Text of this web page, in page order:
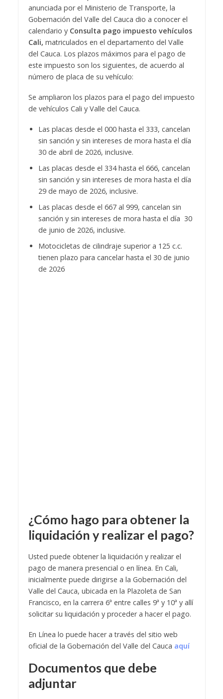
anunciada por el Ministerio de Transporte, la
Gobernación del Valle del Cauca dio a conocer el
calendario y Consulta pago impuesto vehículos
Cali, matriculados en el departamento del Valle
del Cauca. Los plazos máximos para el pago de
este impuesto son los siguientes, de acuerdo al
número de placa de su vehículo:
Se ampliaron los plazos para el pago del impuesto
de vehículos Cali y Valle del Cauca.
Las placas desde el 000 hasta el 333, cancelan
sin sanción y sin intereses de mora hasta el día
30 de abril de 2026, inclusive.
Las placas desde el 334 hasta el 666, cancelan
sin sanción y sin intereses de mora hasta el día
29 de mayo de 2026, inclusive.
Las placas desde el 667 al 999, cancelan sin
sanción y sin intereses de mora hasta el día 30
de junio de 2026, inclusive.
Motocicletas de cilindraje superior a 125 c.c.
tienen plazo para cancelar hasta el 30 de junio
de 2026
¿Cómo hago para obtener la
liquidación y realizar el pago?
Usted puede obtener la liquidación y realizar el
pago de manera presencial o en línea. En Cali,
inicialmente puede dirigirse a la Gobernación del
Valle del Cauca, ubicada en la Plazoleta de San
Francisco, en la carrera 6ª entre calles 9ª y 10ª y allí
solicitar su liquidación y proceder a hacer el pago.
En Línea lo puede hacer a través del sitio web
oficial de la Gobernación del Valle del Cauca aquí
Documentos que debe
adjuntar